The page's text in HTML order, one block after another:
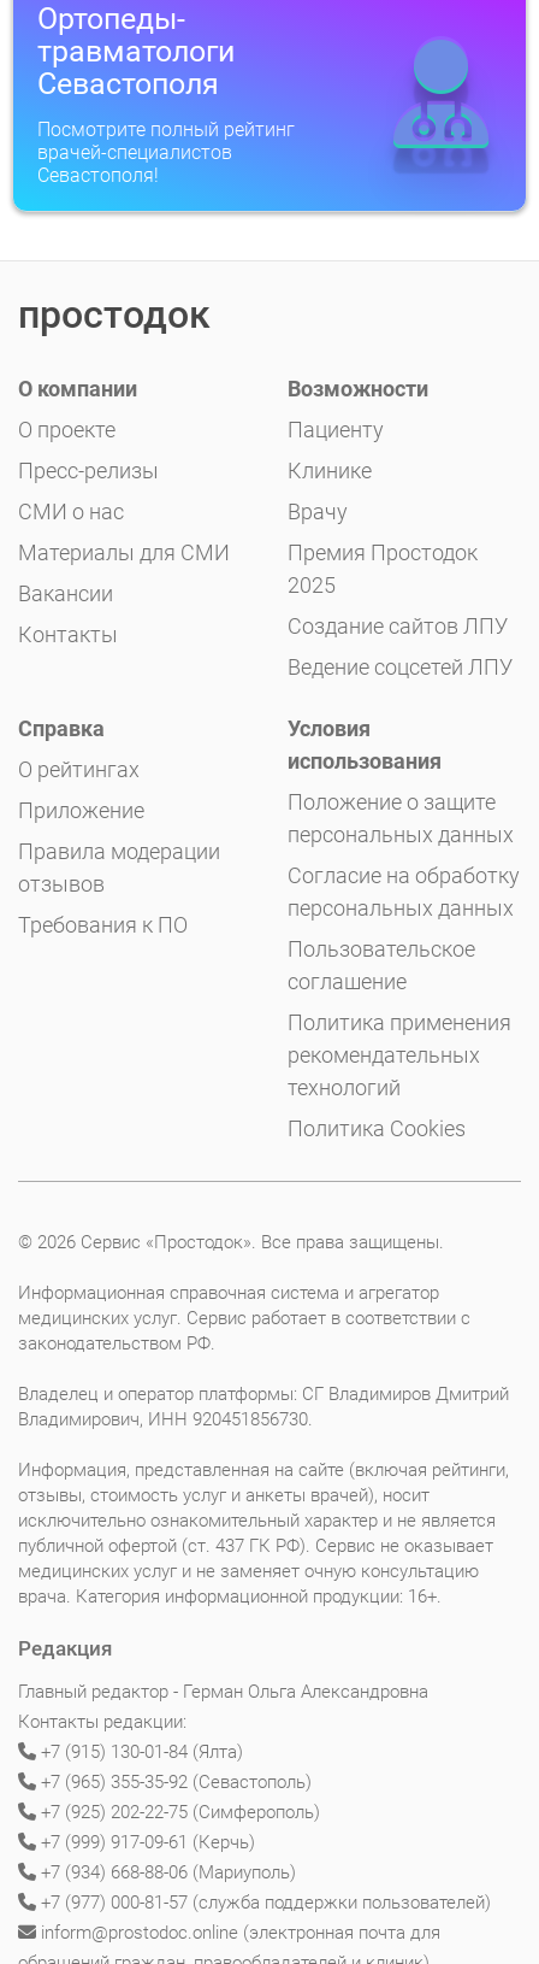
Ортопеды-
травматологи
Севастополя
Посмотрите полный рейтинг
врачей-специалистов
Севастополя!
простодок
О компании
О проекте
Пресс-релизы
СМИ о нас
Материалы для СМИ
Вакансии
Контакты
Возможности
Пациенту
Клинике
Врачу
Премия Простодок
2025
Создание сайтов ЛПУ
Ведение соцсетей ЛПУ
Справка
О рейтингах
Приложение
Правила модерации
отзывов
Требования к ПО
Условия
использования
Положение о защите
персональных данных
Согласие на обработку
персональных данных
Пользовательское
соглашение
Политика применения
рекомендательных
технологий
Политика Cookies
© 2026 Сервис «Простодок». Все права защищены.
Информационная справочная система и агрегатор
медицинских услуг. Сервис работает в соответствии с
законодательством РФ.
Владелец и оператор платформы: СГ Владимиров Дмитрий
Владимирович, ИНН 920451856730.
Информация, представленная на сайте (включая рейтинги,
отзывы, стоимость услуг и анкеты врачей), носит
исключительно ознакомительный характер и не является
публичной офертой (ст. 437 ГК РФ). Сервис не оказывает
медицинских услуг и не заменяет очную консультацию
врача. Категория информационной продукции: 16+.
Редакция
Главный редактор - Герман Ольга Александровна
Контакты редакции:
+7 (915) 130-01-84 (Ялта)
+7 (965) 355-35-92 (Севастополь)
+7 (925) 202-22-75 (Симферополь)
+7 (999) 917-09-61 (Керчь)
+7 (934) 668-88-06 (Мариуполь)
+7 (977) 000-81-57 (служба поддержки пользователей)
inform@prostodoc.online (электронная почта для